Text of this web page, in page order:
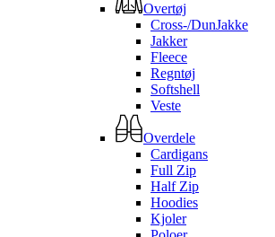
Overtøj
Cross-/DunJakke
Jakker
Fleece
Regntøj
Softshell
Veste
Overdele
Cardigans
Full Zip
Half Zip
Hoodies
Kjoler